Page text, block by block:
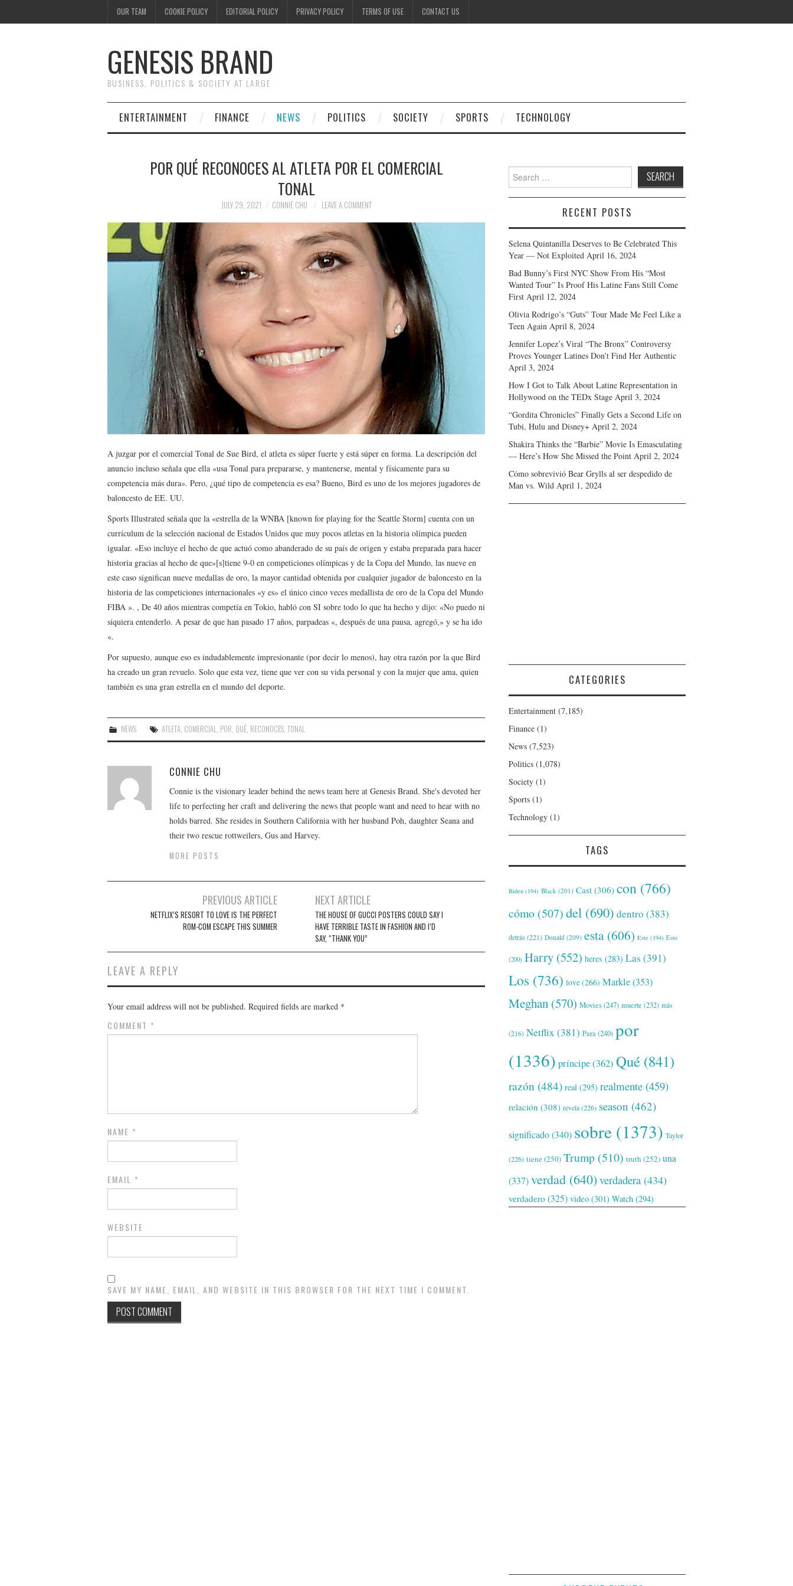
OUR TEAM COOKIE POLICY EDITORIAL POLICY PRIVACY POLICY TERMS OF USE CONTACT US
GENESIS BRAND
BUSINESS, POLITICS & SOCIETY AT LARGE
ENTERTAINMENT FINANCE NEWS POLITICS SOCIETY SPORTS TECHNOLOGY
POR QUÉ RECONOCES AL ATLETA POR EL COMERCIAL
TONAL
JULY 29, 2021 CONNIE CHU LEAVE A COMMENT
A juzgar por el comercial Tonal de Sue Bird, el atleta es súper fuerte y está súper en forma. La descripción del
anuncio incluso señala que ella «usa Tonal para prepararse, y mantenerse, mental y físicamente para su
competencia más dura». Pero, ¿qué tipo de competencia es esa? Bueno, Bird es uno de los mejores jugadores de
baloncesto de EE. UU.
Sports Illustrated señala que la «estrella de la WNBA [known for playing for the Seattle Storm] cuenta con un
currículum de la selección nacional de Estados Unidos que muy pocos atletas en la historia olímpica pueden
igualar. «Eso incluye el hecho de que actuó como abanderado de su país de origen y estaba preparada para hacer
historia gracias al hecho de que»[s]tiene 9-0 en competiciones olímpicas y de la Copa del Mundo, las nueve en
este caso significan nueve medallas de oro, la mayor cantidad obtenida por cualquier jugador de baloncesto en la
historia de las competiciones internacionales «y es» el único cinco veces medallista de oro de la Copa del Mundo
FIBA ​​». , De 40 años mientras competía en Tokio, habló con SI sobre todo lo que ha hecho y dijo: «No puedo ni
siquiera entenderlo. A pesar de que han pasado 17 años, parpadeas «, después de una pausa, agregó,» y se ha ido
«.
Por supuesto, aunque eso es indudablemente impresionante (por decir lo menos), hay otra razón por la que Bird
ha creado un gran revuelo. Solo que esta vez, tiene que ver con su vida personal y con la mujer que ama, quien
también es una gran estrella en el mundo del deporte.
NEWS ATLETA, COMERCIAL, POR, QUÉ, RECONOCES,TONAL
CONNIE CHU
Connie is the visionary leader behind the news team here at Genesis Brand. She's devoted her
life to perfecting her craft and delivering the news that people want and need to hear with no
holds barred. She resides in Southern California with her husband Poh, daughter Seana and
their two rescue rottweilers, Gus and Harvey.
MORE POSTS
navigation
PREVIOUS ARTICLE
NETFLIX’S RESORT TO LOVE IS THE PERFECT
ROM-COM ESCAPE THIS SUMMER
NEXT ARTICLE
THE HOUSE OF GUCCI POSTERS COULD SAY I
HAVE TERRIBLE TASTE IN FASHION AND I’D
SAY, “THANK YOU”
LEAVE A REPLY
Your email address will not be published. Required fields are marked *
COMMENT *
NAME *
EMAIL *
WEBSITE
SAVE MY NAME, EMAIL, AND WEBSITE IN THIS BROWSER FOR THE NEXT TIME I COMMENT.
Search
for:
RECENT POSTS
Selena Quintanilla Deserves to Be Celebrated This
Year — Not Exploited April 16, 2024
Bad Bunny’s First NYC Show From His “Most
Wanted Tour” Is Proof His Latine Fans Still Come
First April 12, 2024
Olivia Rodrigo’s “Guts” Tour Made Me Feel Like a
Teen Again April 8, 2024
Jennifer Lopez’s Viral “The Bronx” Controversy
Proves Younger Latines Don’t Find Her Authentic
April 3, 2024
How I Got to Talk About Latine Representation in
Hollywood on the TEDx Stage April 3, 2024
“Gordita Chronicles” Finally Gets a Second Life on
Tubi, Hulu and Disney+ April 2, 2024
Shakira Thinks the “Barbie” Movie Is Emasculating
— Here’s How She Missed the Point April 2, 2024
Cómo sobrevivió Bear Grylls al ser despedido de
Man vs. Wild April 1, 2024
CATEGORIES
Entertainment (7,185)
Finance (1)
News (7,523)
Politics (1,078)
Society (1)
Sports (1)
Technology (1)
TAGS
Biden (194) Black (201) Cast (306) con (766)
cómo (507)del (690) dentro (383)
detrás (221) Donald (209) esta (606) Este (194) Esto
(200) Harry (552) heres (283) Las (391)
Los (736) love(266) Markle(353)
Meghan (570) Movies(247) muerte (232) más
(216) Netflix (381) Para(240) por
(1336) príncipe(362) Qué (841)
razón (484) real (295) realmente (459)
relación (308) revela(226) season (462)
significado(340) sobre (1373) Taylor
(226) tiene(250) Trump (510) truth (252) una
(337)verdad (640)verdadera (434)
verdadero (325) video (301) Watch (294)